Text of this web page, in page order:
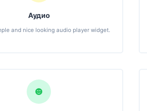
Аудио
and nice looking audio player widget.